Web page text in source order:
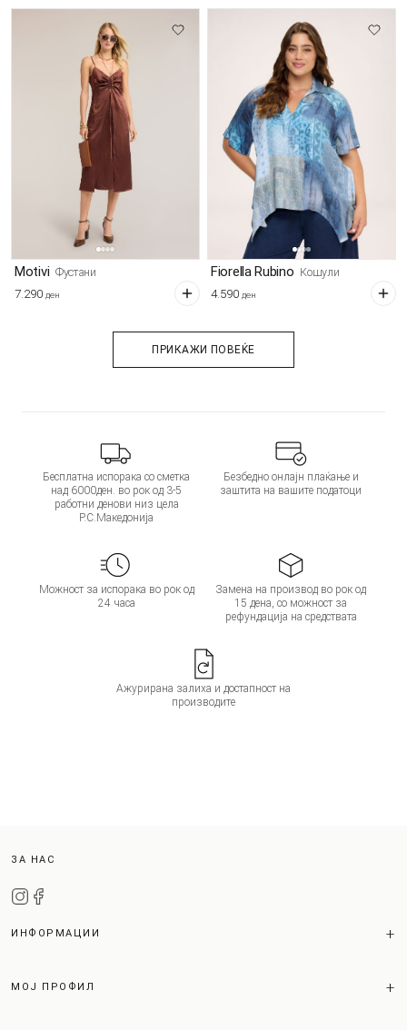
Motivi Фустани
7.290 ден
Fiorella Rubino Кошули
4.590 ден
ПРИКАЖИ ПОВЕЌЕ
Бесплатна испорака со сметка
над 6000ден. во рок од 3-5
работни денови низ цела
Р.С.Македонија
Безбедно онлајн плаќање и
заштита на вашите податоци
Можност за испорака во рок од
24 часа
Замена на производ во рок од
15 дена, со можност за
рефундација на средствата
Ажурирана залиха и достапност на
производите
ЗА НАС
ИНФОРМАЦИИ
МОЈ ПРОФИЛ